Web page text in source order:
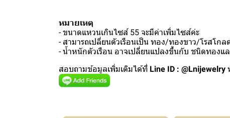
หมายเหตุ
- ขนาดแหวนเกินไซส์ 55 จะมีค่าเพิ่มไซส์ค่ะ
- สามารถเปลี่ยนตัวเรือนเป็น ทอง/ทองขาว/โรสโกล
- น้ำหนักตัวเรือน อาจเปลี่ยนแปลงขึ้นกับ ชนิดทองแ
สอบถามข้อมูลเพิ่มเติมได้ที่ Line ID : @Lnijewelry